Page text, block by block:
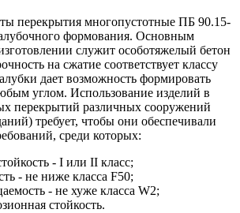
перекрытия многопустотные ПБ 90.15-
формования. Основным
служит особотяжелый бетон
на сжатие соответствует классу
дает возможность формировать
углом. Использование изделий в
перекрытий различных сооружений
требует, чтобы они обеспечивали
среди которых:
- I или II класс;
- не ниже класса F50;
- не хуже класса W2;
стойкость.